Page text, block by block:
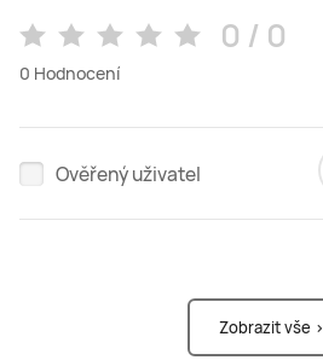
0 / 0
0 Hodnocení
Ověřený uživatel
Zobrazit vše >